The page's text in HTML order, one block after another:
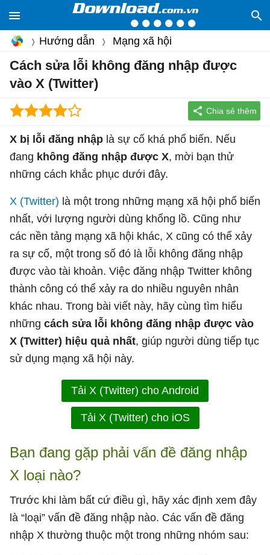
Hướng dẫn Mạng xã hội
Cách sửa lỗi không đăng nhập được
vào X (Twitter)
X bị lỗi đăng nhập là sự cố khá phổ biến. Nếu
đang không đăng nhập được X, mời bạn thử
những cách khắc phục dưới đây.
X (Twitter) là một trong những mạng xã hội phổ biến
nhất, với lượng người dùng khổng lồ. Cũng như
các nền tảng mạng xã hội khác, X cũng có thể xảy
ra sự cố, một trong số đó là lỗi không đăng nhập
được vào tài khoản. Việc đăng nhập Twitter không
thành công có thể xảy ra do nhiều nguyên nhân
khác nhau. Trong bài viết này, hãy cùng tìm hiểu
những cách sửa lỗi không đăng nhập được vào
X (Twitter) hiệu quả nhất, giúp người dùng tiếp tục
sử dụng mạng xã hội này.
Tải X (Twitter) cho Android
Tải X (Twitter) cho iOS
Bạn đang gặp phải vấn đề đăng nhập
X loại nào?
Trước khi làm bất cứ điều gì, hãy xác định xem đây
là “loại” vấn đề đăng nhập nào. Các vấn đề đăng
nhập X thường thuộc một trong những nhóm sau: